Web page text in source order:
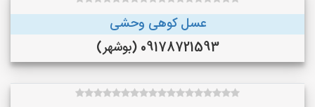
عسل کوهی وحشی
09178721593 (بوشهر)